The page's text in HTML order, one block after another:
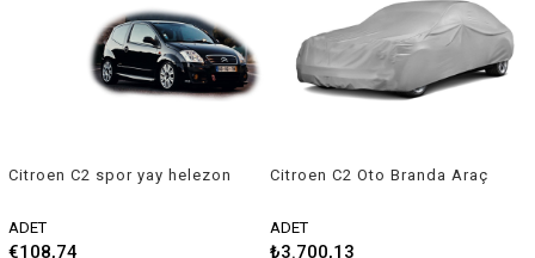
Citroen C2 spor yay helezon
ADET
€108,74
Citroen C2 Oto Branda Araç
ADET
₺3.700,13